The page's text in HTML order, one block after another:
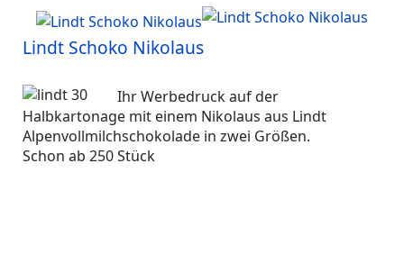
Lindt Schoko Nikolaus
Ihr Werbedruck auf der
Halbkartonage mit einem Nikolaus aus Lindt
Alpenvollmilchschokolade in zwei Größen.
Schon ab 250 Stück